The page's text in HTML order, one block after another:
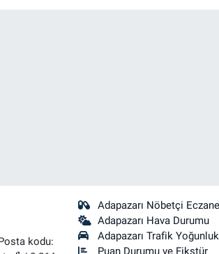
kodu:
Adapazarı Nöbetçi
Adapazarı Hava Durumu
Adapazarı Trafik
Puan Durumu ve Fikstür